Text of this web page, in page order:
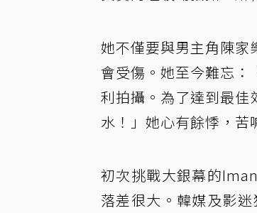
她不僅要與男主角陳
會受傷。她至今難忘
利拍攝。為了達到最
水！」她心有餘悸，苦
初次挑戰大銀幕的
落差很大。韓媒及影